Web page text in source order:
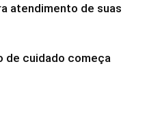
atendimento de suas
de cuidado começa